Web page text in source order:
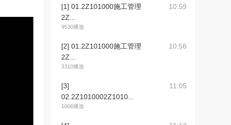
[1] 01.2Z101000施工管理
2Z...
9530播放
10:59
[2] 01.2Z101000施工管理
2Z...
3310播放
10:56
[3]
02.2Z1010002Z1010...
1666播放
11:05